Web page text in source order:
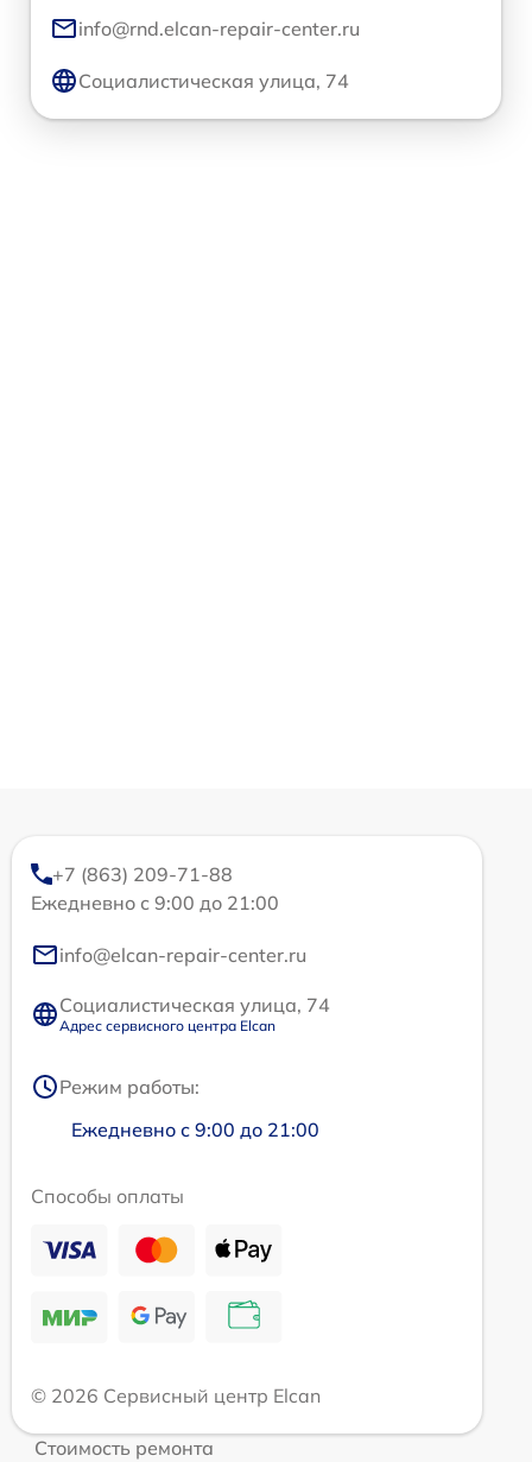
info@rnd.elcan-repair-center.ru
Социалистическая улица, 74
+7 (863) 209-71-88
Ежедневно с 9:00 до 21:00
info@elcan-repair-center.ru
Социалистическая улица, 74
Адрес сервисного центра Elcan
Режим работы:
Ежедневно с 9:00 до 21:00
Способы оплаты
© 2026 Сервисный центр Elcan
Стоимость ремонта